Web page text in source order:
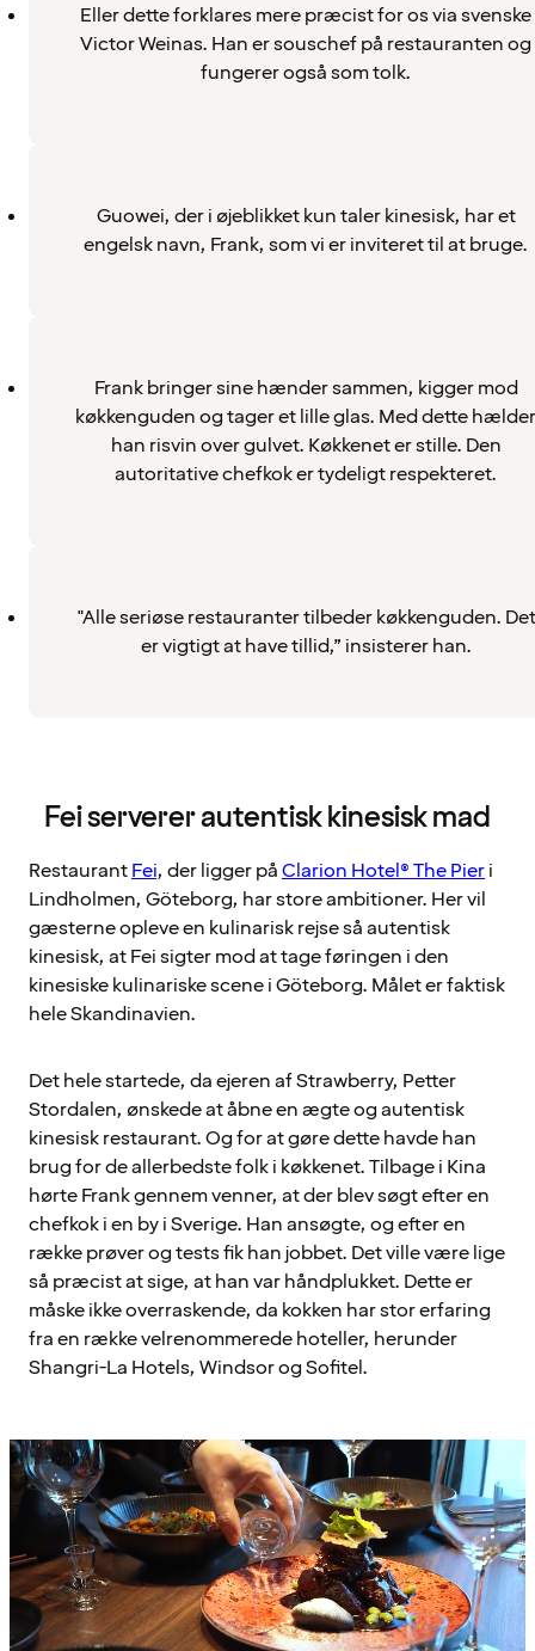
Eller dette forklares mere præcist for os via svenske
Victor Weinas. Han er souschef på restauranten og
fungerer også som tolk.
Guowei, der i øjeblikket kun taler kinesisk, har et
engelsk navn, Frank, som vi er inviteret til at bruge.
Frank bringer sine hænder sammen, kigger mod
køkkenguden og tager et lille glas. Med dette hælder
han risvin over gulvet. Køkkenet er stille. Den
autoritative chefkok er tydeligt respekteret.
"Alle seriøse restauranter tilbeder køkkenguden. Det
er vigtigt at have tillid,” insisterer han.
Fei serverer autentisk kinesisk mad
RestaurantFei, der ligger påClarion Hotel® The Pieri
Lindholmen, Göteborg, har store ambitioner. Her vil
gæsterne opleve en kulinarisk rejse så autentisk
kinesisk, at Fei sigter mod at tage føringen i den
kinesiske kulinariske scene i Göteborg. Målet er faktisk
hele Skandinavien.
Det hele startede, da ejeren af Strawberry, Petter
Stordalen, ønskede at åbne en ægte og autentisk
kinesisk restaurant. Og for at gøre dette havde han
brug for de allerbedste folk i køkkenet. Tilbage i Kina
hørte Frank gennem venner, at der blev søgt efter en
chefkok i en by i Sverige. Han ansøgte, og efter en
række prøver og tests fik han jobbet. Det ville være lige
så præcist at sige, at han var håndplukket. Dette er
måske ikke overraskende, da kokken har stor erfaring
fra en række velrenommerede hoteller, herunder
Shangri-La Hotels, Windsor og Sofitel.